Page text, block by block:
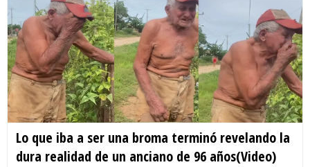
Lo que iba a ser una broma terminó revelando la
dura realidad de un anciano de 96 años(Video)